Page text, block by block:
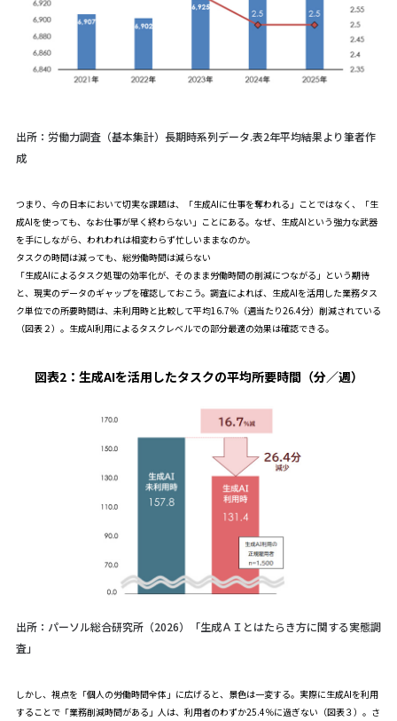
出所：労働力調査（基本集計）長期時系列データ.表2年平均結果より筆者作
成
つまり、今の日本において切実な課題は、「生成AIに仕事を奪われる」ことではなく、「生
成AIを使っても、なお仕事が早く終わらない」ことにある。なぜ、生成AIという強力な武器
を手にしながら、われわれは相変わらず忙しいままなのか。
タスクの時間は減っても、総労働時間は減らない
「生成AIによるタスク処理の効率化が、そのまま労働時間の削減につながる」という期待
と、現実のデータのギャップを確認しておこう。調査によれば、生成AIを活用した業務タス
ク単位での所要時間は、未利用時と比較して平均16.7％（週当たり26.4分）削減されている
（図表２）。生成AI利用によるタスクレベルでの部分最適の効果は確認できる。
図表2： 生成AIを活用したタスクの平均所要時間（分／週）
出所：パーソル総合研究所（2026）「生成ＡＩとはたらき方に関する実態調
査」
しかし、視点を「個人の労働時間全体」に広げると、景色は一変する。実際に生成AIを利用
することで「業務削減時間がある」人は、利用者のわずか25.4％に過ぎない（図表３）。さ